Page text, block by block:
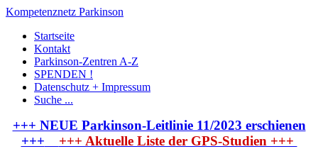
Kompetenznetz Parkinson
Startseite
Kontakt
Parkinson-Zentren A-Z
SPENDEN !
Datenschutz + Impressum
Suche ...
+++ NEUE Parkinson-Leitlinie 11/2023 erschienen
+++
+++ Aktuelle Liste der GPS-Studien +++